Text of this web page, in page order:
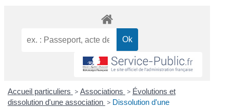
Accueil particuliers > Associations > Évolutions et
dissolution d'une association > Dissolution d'une